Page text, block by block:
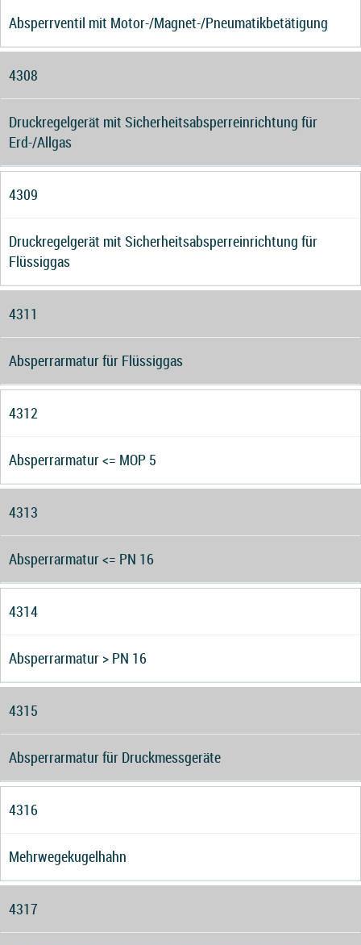
Absperrventil mit Motor-/Magnet-/Pneumatikbetätigung
4308
Druckregelgerät mit Sicherheitsabsperreinrichtung für
Erd-/Allgas
4309
Druckregelgerät mit Sicherheitsabsperreinrichtung für
Flüssiggas
4311
Absperrarmatur für Flüssiggas
4312
Absperrarmatur <= MOP 5
4313
Absperrarmatur <= PN 16
4314
Absperrarmatur > PN 16
4315
Absperrarmatur für Druckmessgeräte
4316
Mehrwegekugelhahn
4317